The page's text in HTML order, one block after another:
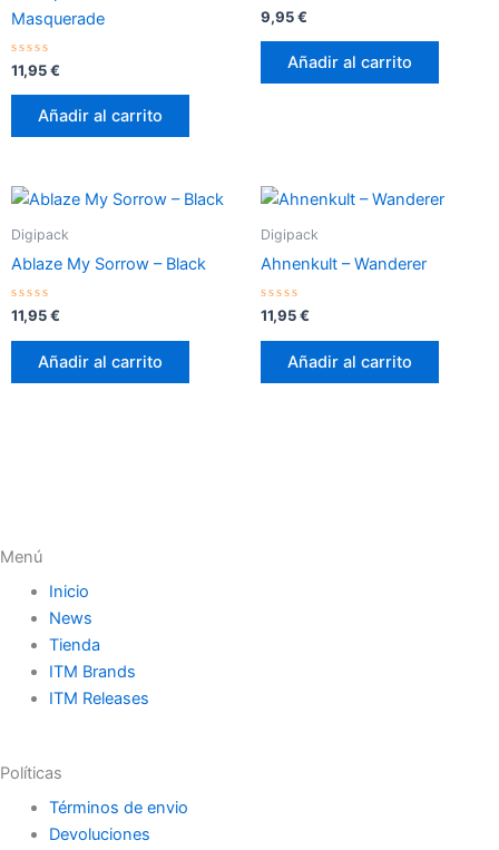
Masquerade
Valorado
con
0
11,95€
Añadir al carrito
Valorado
con
0
9,95€
Añadir al carrito
Digipack
Ablaze My Sorrow – Black
Valorado
con
0
11,95€
Añadir al carrito
Digipack
Ahnenkult – Wanderer
Valorado
con
0
11,95€
Añadir al carrito
Menú
Inicio
News
Tienda
ITM Brands
ITM Releases
Políticas
Términos de envio
Devoluciones